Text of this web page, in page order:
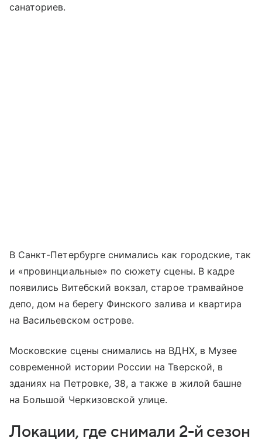
санаториев.
В Санкт-Петербурге снимались как городские, так
и «провинциальные» по сюжету сцены. В кадре
появились Витебский вокзал, старое трамвайное
депо, дом на берегу Финского залива и квартира
на Васильевском острове.
Московские сцены снимались на ВДНХ, в Музее
современной истории России на Тверской, в
зданиях на Петровке, 38, а также в жилой башне
на Большой Черкизовской улице.
Локации, где снимали 2-й сезон